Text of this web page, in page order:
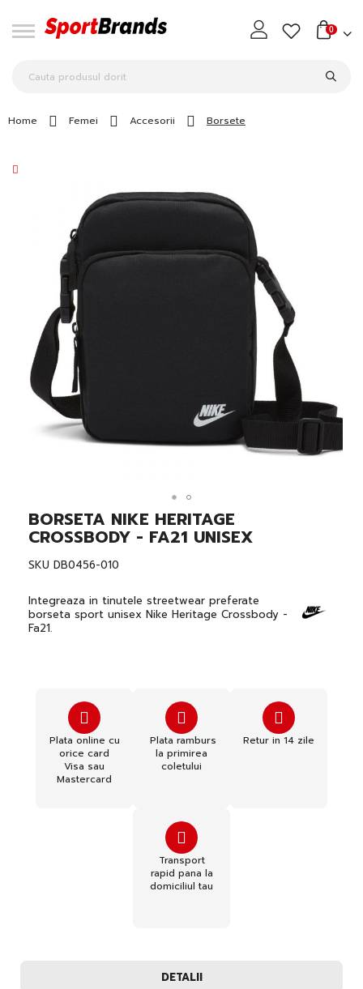
0
Home Femei Accesorii Borsete
Skip
to
the
beginning
of
images
gallery
BORSETA NIKE HERITAGE
CROSSBODY - FA21 UNISEX
SKU DB0456-010
Integreaza in tinutele streetwear preferate
borseta sport unisex Nike Heritage Crossbody -
Fa21.
Plata online cu
orice card
Visa sau
Mastercard
Plata ramburs
la primirea
coletului
Retur in 14 zile
Transport
rapid pana la
domiciliul tau
DETALII